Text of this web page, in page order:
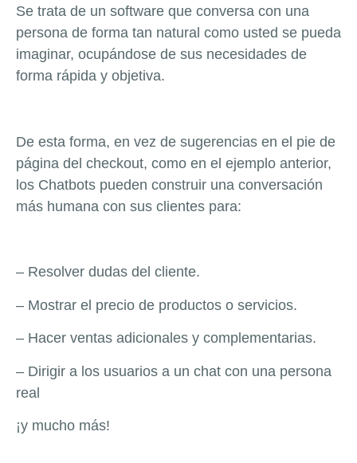
Se trata de un software que conversa con una
persona de forma tan natural como usted se pueda
imaginar, ocupándose de sus necesidades de
forma rápida y objetiva.
De esta forma, en vez de sugerencias en el pie de
página del checkout, como en el ejemplo anterior,
los Chatbots pueden construir una conversación
más humana con sus clientes para:
– Resolver dudas del cliente.
– Mostrar el precio de productos o servicios.
– Hacer ventas adicionales y complementarias.
– Dirigir a los usuarios a un chat con una persona
real
¡y mucho más!